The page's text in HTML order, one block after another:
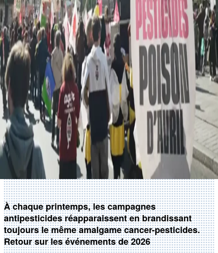
À chaque printemps, les campagnes
antipesticides réapparaissent en brandissant
toujours le même amalgame cancer-pesticides.
Retour sur les événements de 2026